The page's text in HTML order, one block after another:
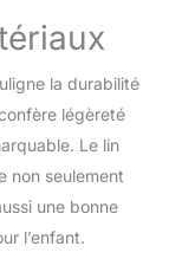
le panier
offre
pour se
et faire
Double
la durabilité
légèreté
Le lin
non seulement
une bonne
l’enfant.